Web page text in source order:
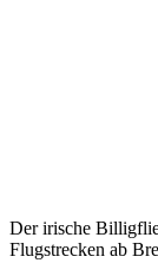
Der irische
Flugstrecken ab